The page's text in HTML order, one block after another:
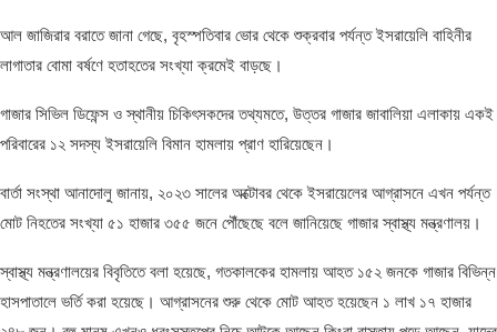
আল জাজিরার বরাতে জানা গেছে, বৃহস্পতিবার ভোর থেকে শুক্রবার পর্যন্ত ইসরায়েলি বাহিনীর
লাগাতার বোমা বর্ষণে হতাহতের সংখ্যা ক্রমেই বাড়ছে।
গাজার সিভিল ডিফেন্স ও স্থানীয় চিকিৎসকদের তথ্যমতে, উত্তর গাজার জাবালিয়া এলাকায় একই
পরিবারের ১২ সদস্য ইসরায়েলি বিমান হামলায় প্রাণ হারিয়েছেন।
বার্তা সংস্থা আনাদোলু জানায়, ২০২৩ সালের অক্টোবর থেকে ইসরায়েলের আগ্রাসনে এখন পর্যন্ত
মোট নিহতের সংখ্যা ৫১ হাজার ৩৫৫ জনে পৌঁছেছে বলে জানিয়েছে গাজার স্বাস্থ্য মন্ত্রণালয়।
স্বাস্থ্য মন্ত্রণালয়ের বিবৃতিতে বলা হয়েছে, গতকালকের হামলায় আহত ১৫২ জনকে গাজার বিভিন্ন
হাসপাতালে ভর্তি করা হয়েছে। আগ্রাসনের শুরু থেকে মোট আহত হয়েছেন ১ লাখ ১৭ হাজার